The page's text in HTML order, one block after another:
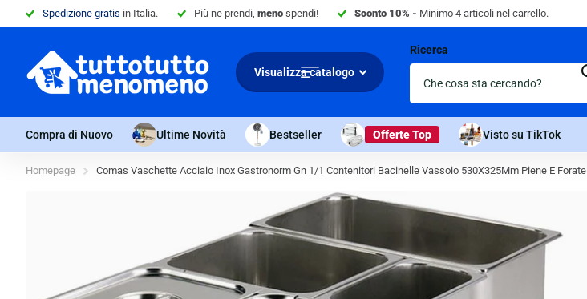
Spedizione gratis in Italia. Più ne prendi, meno spendi! Sconto 10% - Minimo 4 articoli nel carrello.
Visualizza catalogo
Ricerca
Compra di Nuovo Ultime Novità Bestseller Offerte Top Visto su TikTok
Homepage Comas Vaschette Acciaio Inox Gastronorm Gn 1/1 Contenitori Bacinelle Vassoio 530X325Mm Piene E Forate